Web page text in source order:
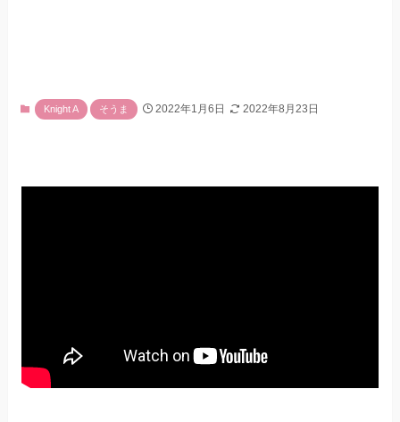
Knight A そうま 2022年1月6日 2022年8月23日